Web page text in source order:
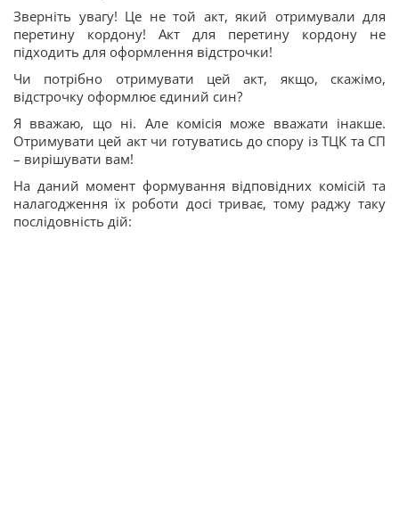
Зверніть увагу! Це не той акт, який отримували для
перетину кордону! Акт для перетину кордону не
підходить для оформлення відстрочки!
Чи потрібно отримувати цей акт, якщо, скажімо,
відстрочку оформлює єдиний син?
Я вважаю, що ні. Але комісія може вважати інакше.
Отримувати цей акт чи готуватись до спору із ТЦК та СП
– вирішувати вам!
На даний момент формування відповідних комісій та
налагодження їх роботи досі триває, тому раджу таку
послідовність дій: